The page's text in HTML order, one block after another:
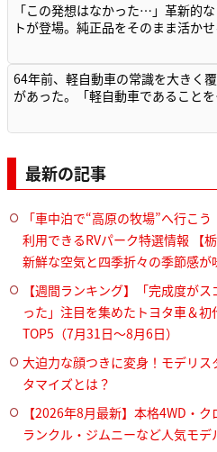
「この発想はなかった…」革新的
トが登場。純正品をそのまま活か
64年前、軽自動車の常識を大きく
があった。「軽自動車であること
最新の記事
「車中泊で“高原の牧場”へ行こ
利用できるRVパーク特選情報 【
新鮮な空気と四季折々の季節感
【週間ランキング】「完成度が
った」注目を集めたトヨタ車＆
TOP5（7月31日〜8月6日）
大迫力な顔つきに変身！モデリ
タマイズとは？
【2026年8月最新】本格4WD・
ランクル・ジムニーなど人気モ